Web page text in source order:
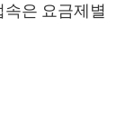
은 요금제별